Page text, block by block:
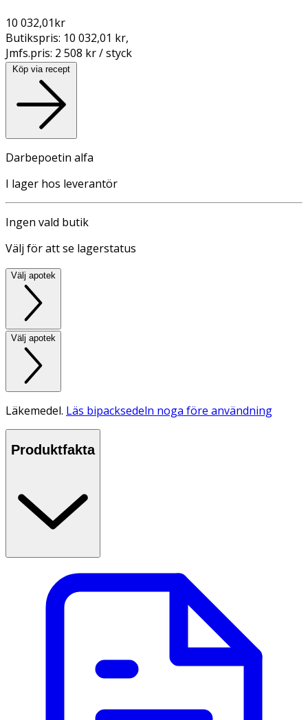
10 032,01kr
Butikspris: 10 032,01 kr,
Jmfs.pris: 2 508 kr / styck
Köp via recept
Darbepoetin alfa
I lager hos leverantör
Ingen vald butik
Välj för att se lagerstatus
Välj apotek
Välj apotek
Läkemedel. Läs bipacksedeln noga före användning
Produktfakta